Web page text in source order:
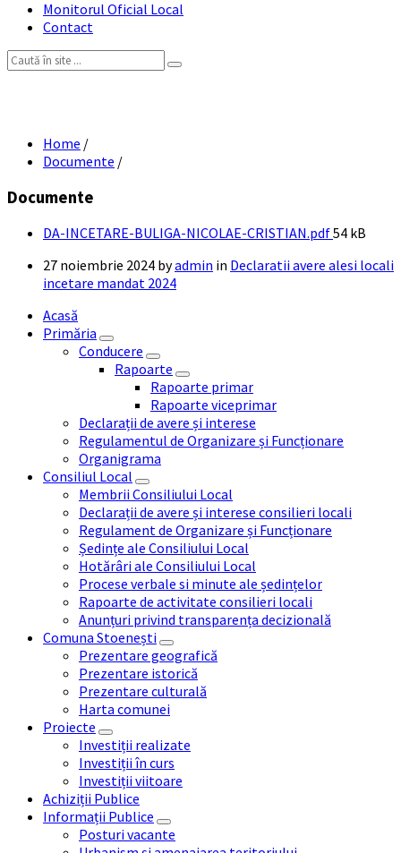
Monitorul Oficial Local
Contact
Search:
Home /
Documente /
Documente
DA-INCETARE-BULIGA-NICOLAE-CRISTIAN.pdfFile
54 kB
27 noiembrie 2024 byadmin in Declaratii avere alesi locali
incetare mandat 2024
Acasă
Primăria
Conducere
Rapoarte
Rapoarte primar
Rapoarte viceprimar
Declarații de avere și interese
Regulamentul de Organizare și Funcționare
Organigrama
Consiliul Local
Membrii Consiliului Local
Declarații de avere și interese consilieri locali
Regulament de Organizare și Funcționare
Ședințe ale Consiliului Local
Hotărâri ale Consiliului Local
Procese verbale si minute ale ședințelor
Rapoarte de activitate consilieri locali
Anunțuri privind transparența decizională
Comuna Stoenești
Prezentare geografică
Prezentare istorică
Prezentare culturală
Harta comunei
Proiecte
Investiții realizate
Investiții în curs
Investiții viitoare
Achiziții Publice
Informații Publice
Posturi vacante